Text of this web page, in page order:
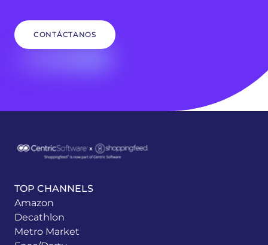
CONTÁCTANOS
TOP CHANNELS
Amazon
Decathlon
Metro Market